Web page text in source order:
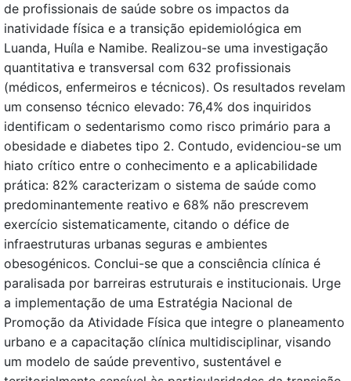
de profissionais de saúde sobre os impactos da
inatividade física e a transição epidemiológica em
Luanda, Huíla e Namibe. Realizou-se uma investigação
quantitativa e transversal com 632 profissionais
(médicos, enfermeiros e técnicos). Os resultados revelam
um consenso técnico elevado: 76,4% dos inquiridos
identificam o sedentarismo como risco primário para a
obesidade e diabetes tipo 2. Contudo, evidenciou-se um
hiato crítico entre o conhecimento e a aplicabilidade
prática: 82% caracterizam o sistema de saúde como
predominantemente reativo e 68% não prescrevem
exercício sistematicamente, citando o défice de
infraestruturas urbanas seguras e ambientes
obesogénicos. Conclui-se que a consciência clínica é
paralisada por barreiras estruturais e institucionais. Urge
a implementação de uma Estratégia Nacional de
Promoção da Atividade Física que integre o planeamento
urbano e a capacitação clínica multidisciplinar, visando
um modelo de saúde preventivo, sustentável e